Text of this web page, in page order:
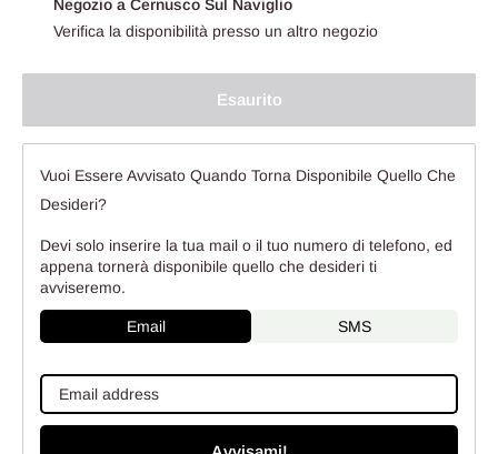
Negozio a Cernusco Sul Naviglio
Verifica la disponibilità presso un altro negozio
Esaurito
Vuoi Essere Avvisato Quando Torna Disponibile Quello Che
Desideri?
Devi solo inserire la tua mail o il tuo numero di telefono, ed
appena tornerà disponibile quello che desideri ti
avviseremo.
Email SMS